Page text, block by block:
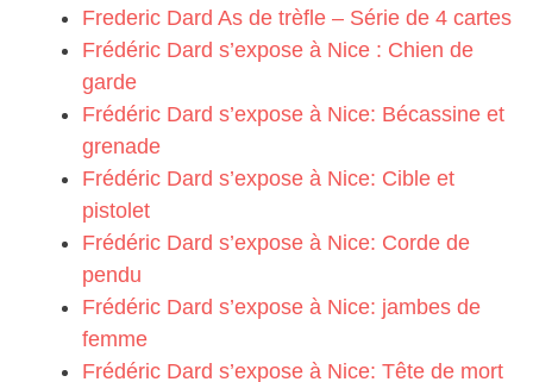
Frederic Dard As de trèfle – Série de 4 cartes
Frédéric Dard s’expose à Nice : Chien de
garde
Frédéric Dard s’expose à Nice: Bécassine et
grenade
Frédéric Dard s’expose à Nice: Cible et
pistolet
Frédéric Dard s’expose à Nice: Corde de
pendu
Frédéric Dard s’expose à Nice: jambes de
femme
Frédéric Dard s’expose à Nice: Tête de mort